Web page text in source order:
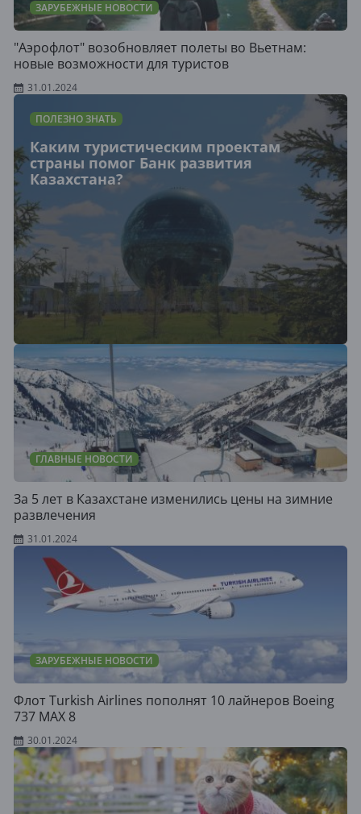
ЗАРУБЕЖНЫЕ НОВОСТИ
"Аэрофлот" возобновляет полеты во Вьетнам:
новые возможности для туристов
31.01.2024
ПОЛЕЗНО ЗНАТЬ
Каким туристическим проектам
страны помог Банк развития
Казахстана?
ГЛАВНЫЕ НОВОСТИ
За 5 лет в Казахстане изменились цены на зимние
развлечения
31.01.2024
ЗАРУБЕЖНЫЕ НОВОСТИ
Флот Turkish Airlines пополнят 10 лайнеров Boeing
737 MAX 8
30.01.2024